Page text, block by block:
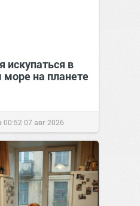
искупаться в
на планете
00:52 07 авг 2026